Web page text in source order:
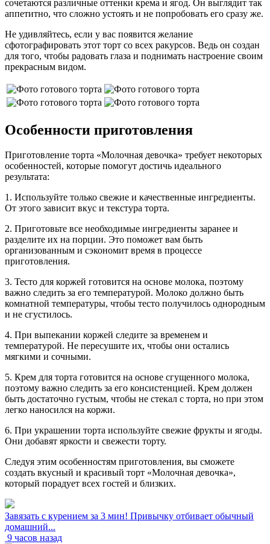
сочетаются различные оттенки крема и ягод. Он выглядит так
аппетитно, что сложно устоять и не попробовать его сразу же.
Не удивляйтесь, если у вас появится желание
сфотографировать этот торт со всех ракурсов. Ведь он создан
для того, чтобы радовать глаза и поднимать настроение своим
прекрасным видом.
Особенности приготовления
Приготовление торта «Молочная девочка» требует некоторых
особенностей, которые помогут достичь идеального
результата:
1. Используйте только свежие и качественные ингредиенты.
От этого зависит вкус и текстура торта.
2. Приготовьте все необходимые ингредиенты заранее и
разделите их на порции. Это поможет вам быть
организованным и сэкономит время в процессе
приготовления.
3. Тесто для коржей готовится на основе молока, поэтому
важно следить за его температурой. Молоко должно быть
комнатной температуры, чтобы тесто получилось однородным
и не сгустилось.
4. При выпекании коржей следите за временем и
температурой. Не пересушите их, чтобы они остались
мягкими и сочными.
5. Крем для торта готовится на основе сгущенного молока,
поэтому важно следить за его консистенцией. Крем должен
быть достаточно густым, чтобы не стекал с торта, но при этом
легко наносился на коржи.
6. При украшении торта используйте свежие фрукты и ягоды.
Они добавят яркости и свежести торту.
Следуя этим особенностям приготовления, вы сможете
создать вкусный и красивый торт «Молочная девочка»,
который порадует всех гостей и близких.
Завязать с курением за 3 мин! Привычку отбивает обычный
домашний...
9 часов назад